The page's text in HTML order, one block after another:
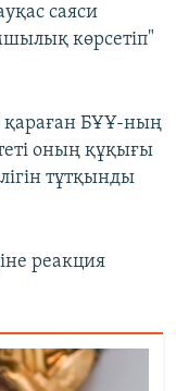
саяси
көрсетіп"
БҰҰ-ның
оның құқығы
тұтқынды
реакция